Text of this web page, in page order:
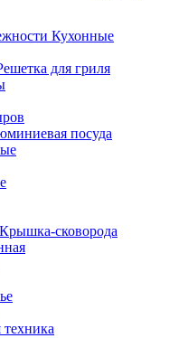
Кухонные
для гриля
посуда
Крышка-сковорода